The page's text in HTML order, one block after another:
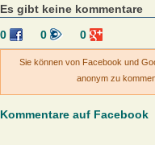
Es gibt keine kommentare
0
0 0
Sie können von Facebook und
anonym zu
Kommentare auf Facebook